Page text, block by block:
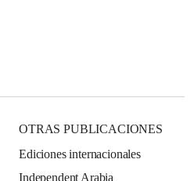
OTRAS PUBLICACIONES
Ediciones internacionales
Independent Arabia